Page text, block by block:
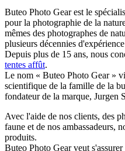
Buteo Photo Gear est le
pour la photographie de la
mêmes des photographes de
plusieurs décennies
Depuis plus de 15 ans, nous
tentes affût.
Le nom « Buteo Photo Gear »
scientifique de la famille de la
fondateur de la marque, Jurgen
Avec l'aide de nos clients, des
faune et de nos ambassadeurs,
produits.
Buteo Photo Gear veut